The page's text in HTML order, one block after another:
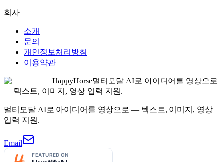
회사
소개
문의
개인정보처리방침
이용약관
HappyHorse멀티모달 AI로 아이디어를 영상으로
— 텍스트, 이미지, 영상 입력 지원.
멀티모달 AI로 아이디어를 영상으로 — 텍스트, 이미지, 영상
입력 지원.
Email